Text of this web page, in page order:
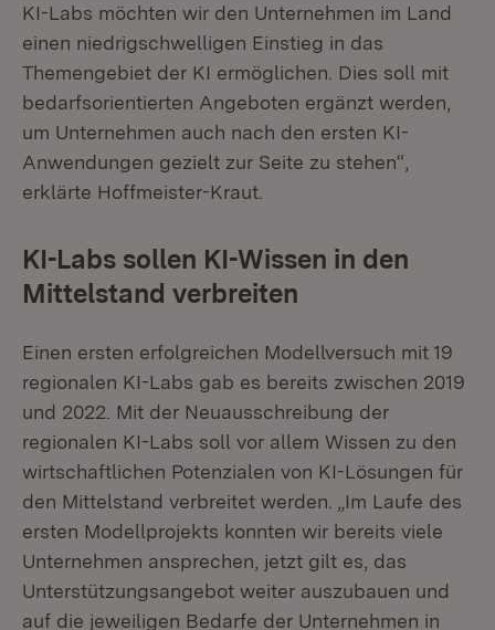
KI-Labs möchten wir den Unternehmen im Land
einen niedrigschwelligen Einstieg in das
Themengebiet der KI ermöglichen. Dies soll mit
bedarfsorientierten Angeboten ergänzt werden,
um Unternehmen auch nach den ersten KI-
Anwendungen gezielt zur Seite zu stehen“,
erklärte Hoffmeister-Kraut.
KI-Labs sollen KI-Wissen in den
Mittelstand verbreiten
Einen ersten erfolgreichen Modellversuch mit 19
regionalen KI-Labs gab es bereits zwischen 2019
und 2022. Mit der Neuausschreibung der
regionalen KI-Labs soll vor allem Wissen zu den
wirtschaftlichen Potenzialen von KI-Lösungen für
den Mittelstand verbreitet werden. „Im Laufe des
ersten Modellprojekts konnten wir bereits viele
Unternehmen ansprechen, jetzt gilt es, das
Unterstützungsangebot weiter auszubauen und
auf die jeweiligen Bedarfe der Unternehmen in